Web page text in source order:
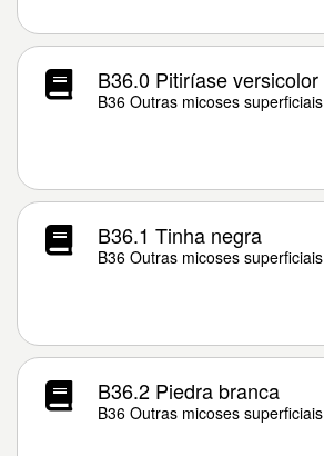
B36.0 Pitiríase versicolor
B36 Outras micoses superficiais
B36.1 Tinha negra
B36 Outras micoses superficiais
B36.2 Piedra branca
B36 Outras micoses superficiais